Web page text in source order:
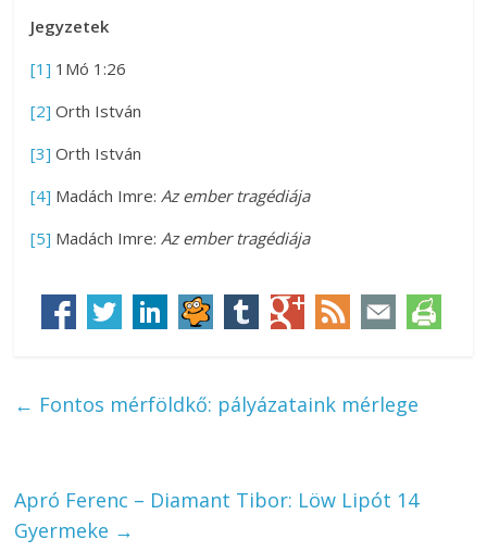
Jegyzetek
[1] 1Mó 1:26
[2] Orth István
[3] Orth István
[4] Madách Imre: Az ember tragédiája
[5] Madách Imre: Az ember tragédiája
← Fontos mérföldkő: pályázataink mérlege
Apró Ferenc – Diamant Tibor: Löw Lipót 14
Gyermeke →